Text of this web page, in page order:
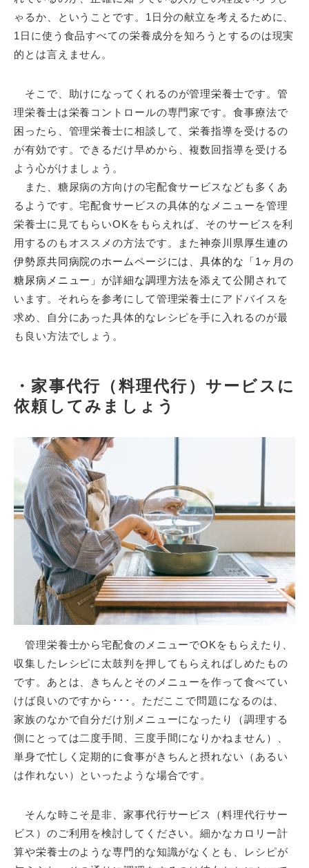
ゃるか、ということです。1日分の献立を考えるために、
1日に使う食品すべての栄養成分を知ろうとするのは現実
的とは言えません。
そこで、 助けになってくれるのが管理栄養士です。管
理栄養士は栄養コントロールの専門家です。食事療法で
困ったら、管理栄養士に相談して、栄養指導を受けるの
が有効です。 できるだけ早めから、複数回指導を受ける
よう心がけましょう。
また、糖尿病の方向けの宅配食サービスなども多くあ
るようです。宅配食サービスの具体的なメニューを管理
栄養士に見てもらいOKをもらえれば、そのサービスを利
用するのもオススメの方法です。また神奈川県厚生連の
伊勢原共同病院のホームページには、具体的な「1ヶ月の
糖尿病メニュー」が詳細な調理方法を添えて公開 されて
います。それらを参考にして管理栄養士にアドバイスを
求め、自分にあった具体的なレシピを手に入れるのが最
も良い方法でしょう。
・家事代行（料理代行）サービスに
依頼してみましょう
管理栄養士から宅配食のメニューでOKをもらえたり、
収集したレシピに太鼓判を押してもらえればしめたもの
です。あとは、きちんとそのメニューを作って食べてい
けば良いのですから･･･。ただここで問題になるのは、
家族のなかで自分だけ別メニューになったり（調理する
側にとっては二度手間、三度手間になりかねません）、
単身で忙しく定期的に食事がきちんと摂れない（あるい
は作れない）といったような場合です。
そんな時こそ是非、家事代行サービス（料理代行サー
ビス）のご利用を検討してください。細かなカロリー計
算や栄養士のような専門的な知識がなくとも、レシピが